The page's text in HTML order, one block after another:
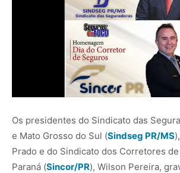
Os presidentes do Sindicato das
e Mato Grosso do Sul (Sindseg PR/MS
Prado e do Sindicato dos Corretores
Paraná (Sincor/PR), Wilson Pereira,